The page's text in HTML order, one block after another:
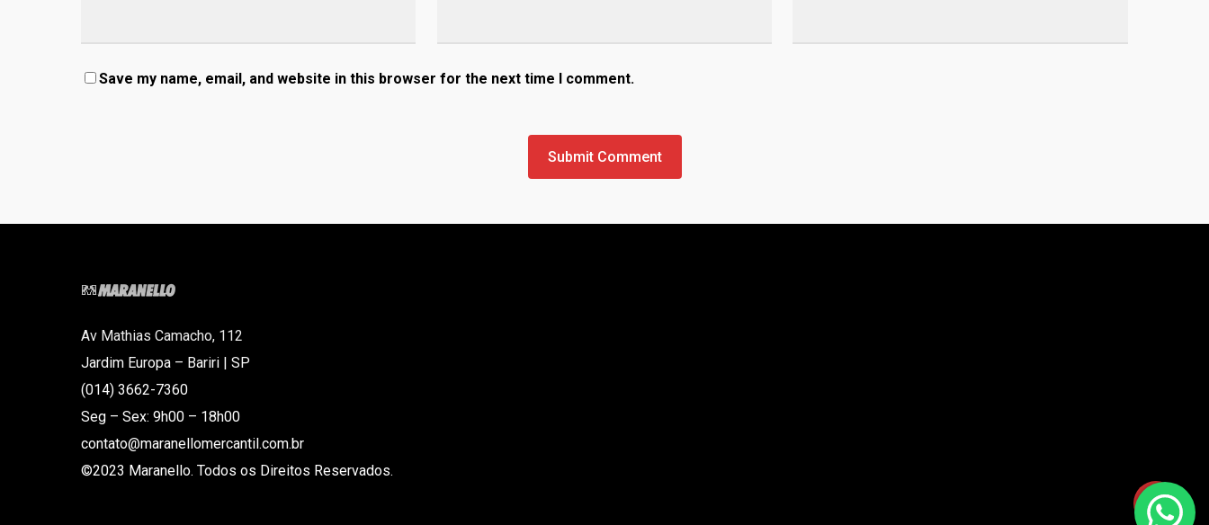
Save my name, email, and website in this browser for the next time I comment.
Av Mathias Camacho, 112
Jardim Europa – Bariri | SP
(014) 3662-7360
Seg – Sex: 9h00 – 18h00
contato@maranellomercantil.com.br
©2023 Maranello. Todos os Direitos Reservados.